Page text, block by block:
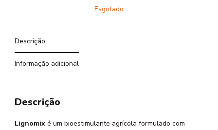
Esgotado
Descrição
Informação adicional
Descrição
Lignomix é um bioestimulante agrícola formulado com